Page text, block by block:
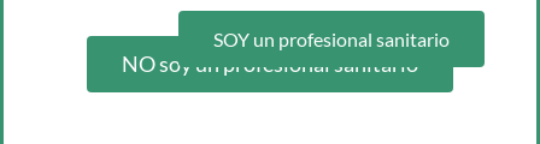
SOY un profesional sanitario
NO soy un profesional sanitario